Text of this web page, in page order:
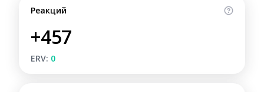
Реакций
+457
ERV: 0